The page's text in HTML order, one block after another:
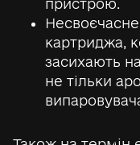
пристрою.
картриджа,
засихають
не тільки